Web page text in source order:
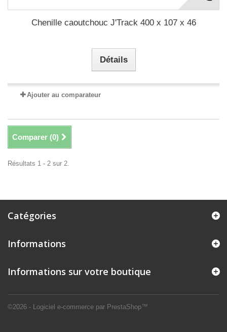
Chenille caoutchouc J'Track 400 x 107 x 46
Détails
Ajouter au comparateur
Comparer (0)
Résultats 1 - 2 sur 2.
Catégories
Informations
©2026 - Logiciel e-commerce par PrestaShop™
Informations sur votre boutique